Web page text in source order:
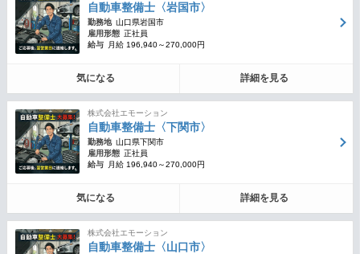
自動車整備士〈岩国市〉
勤務地 山口県岩国市
雇用形態 正社員
給与
月給 196,940～270,000円
気になる 詳細を見る
株式会社エモーション
自動車整備士〈下関市〉
勤務地 山口県下関市
雇用形態 正社員
給与
月給 196,940～270,000円
気になる 詳細を見る
株式会社エモーション
自動車整備士〈山口市〉